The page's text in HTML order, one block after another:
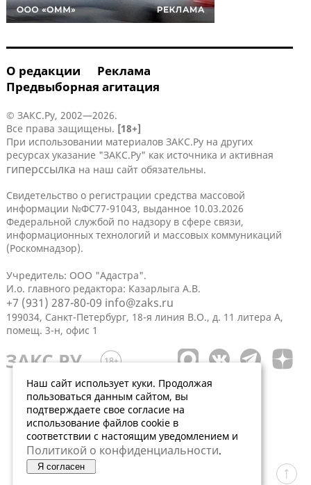
О редакции
Реклама
Предвыборная агитация
© ЗАКС.Ру, 2002—2026.
Все права защищены. [18+]
При использовании материалов ЗАКС.Ру на других
ресурсах указание "ЗАКС.Ру" как источника и активная
гиперссылка на наш сайт обязательны.
Свидетельство о регистрации средства массовой
информации №ФС77-91043, выданное 10.03.2026
Федеральной службой по надзору в сфере связи,
информационных технологий и массовых коммуникаций
(Роскомнадзор).
Учредитель: ООО "Адастра".
И.о. главного редактора: Казарлыга А.В.
+7 (931) 287-80-09 info@zaks.ru
199034, Санкт-Петербург, 18-я линия В.О., д. 11 литера А,
помещ. 3-н, офис 1
Наш сайт использует куки. Продолжая
пользоваться данным сайтом, вы
подтверждаете свое согласие на
использование файлов cookie в
соответствии с настоящим уведомлением и
Политикой о конфиденциальности.
Я согласен